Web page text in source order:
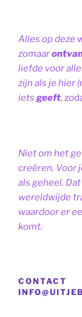
Alles op deze
zomaar
liefde voor
zijn als je hier
iets geeft,
Niet om het
creëren. Voor
als geheel.
wereldwijde
waardoor er
komt.
CONTACT